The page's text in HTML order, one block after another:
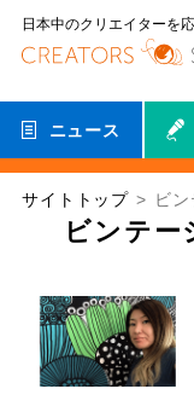
日本中のクリエイターを
ニュース
サイトトップ ビ
ビンテー